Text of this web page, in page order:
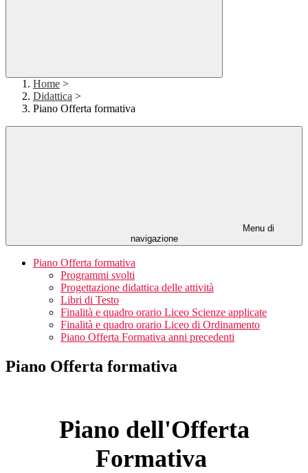
Home >
Didattica >
Piano Offerta formativa
Menu di
navigazione
Piano Offerta formativa
Programmi svolti
Progettazione didattica delle attività
Libri di Testo
Finalità e quadro orario Liceo Scienze applicate
Finalità e quadro orario Liceo di Ordinamento
Piano Offerta Formativa anni precedenti
Piano Offerta formativa
Piano dell'Offerta
Formativa